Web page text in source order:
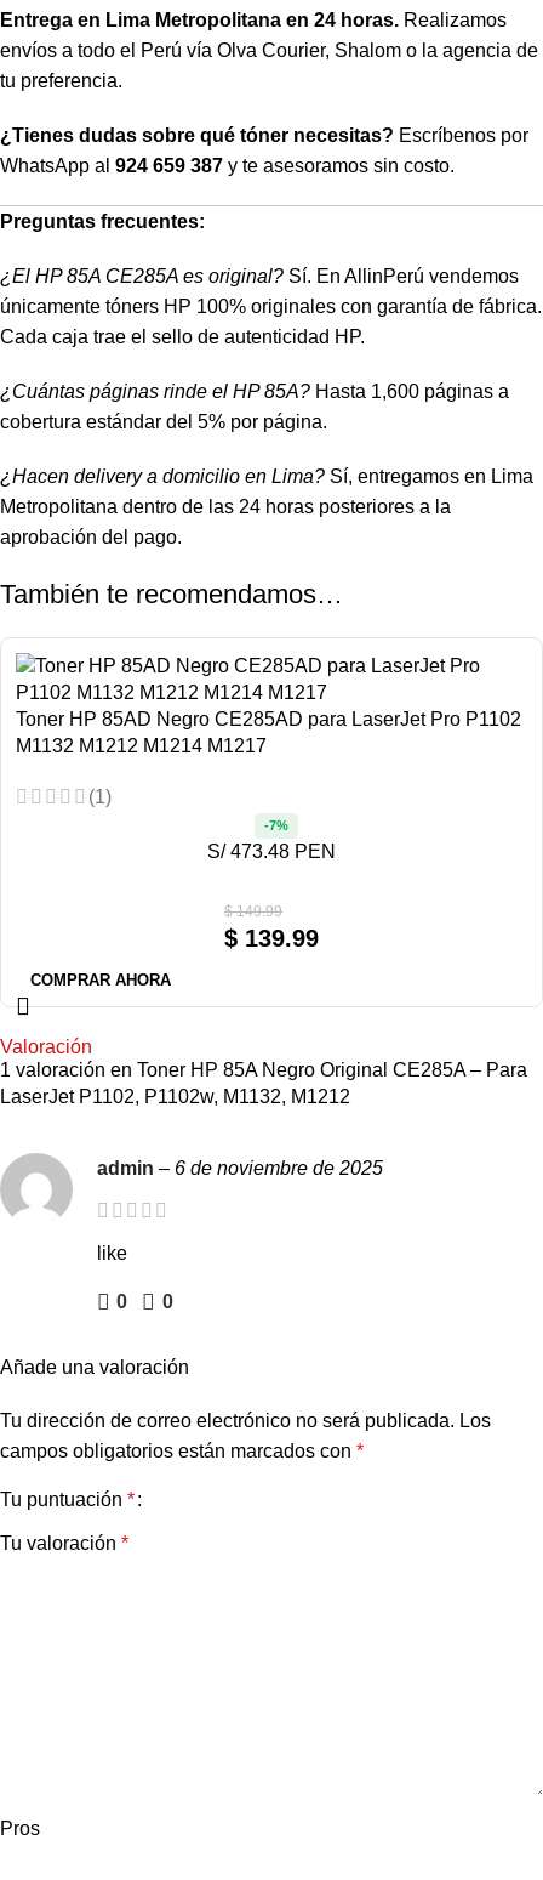
Entrega en Lima Metropolitana en 24 horas. Realizamos
envíos a todo el Perú vía Olva Courier, Shalom o la agencia de
tu preferencia.
¿Tienes dudas sobre qué tóner necesitas? Escríbenos por
WhatsApp al 924 659 387 y te asesoramos sin costo.
Preguntas frecuentes:
¿El HP 85A CE285A es original? Sí. En AllinPerú vendemos
únicamente tóners HP 100% originales con garantía de fábrica.
Cada caja trae el sello de autenticidad HP.
¿Cuántas páginas rinde el HP 85A? Hasta 1,600 páginas a
cobertura estándar del 5% por página.
¿Hacen delivery a domicilio en Lima? Sí, entregamos en Lima
Metropolitana dentro de las 24 horas posteriores a la
aprobación del pago.
También te recomendamos…
Toner HP 85AD Negro CE285AD para LaserJet Pro P1102
M1132 M1212 M1214 M1217
(1)
$149.99
$ 139.99
-7%
S/ 473.48 PEN
COMPRAR AHORA
Valoración
1 valoración en Toner HP 85A Negro Original CE285A – Para
LaserJet P1102, P1102w, M1132, M1212
admin – 6 de noviembre de 2025
like
0 0
Añade una valoración
Tu dirección de correo electrónico no será publicada. Los
campos obligatorios están marcados con *
Tu puntuación *
Tu valoración *
Pros